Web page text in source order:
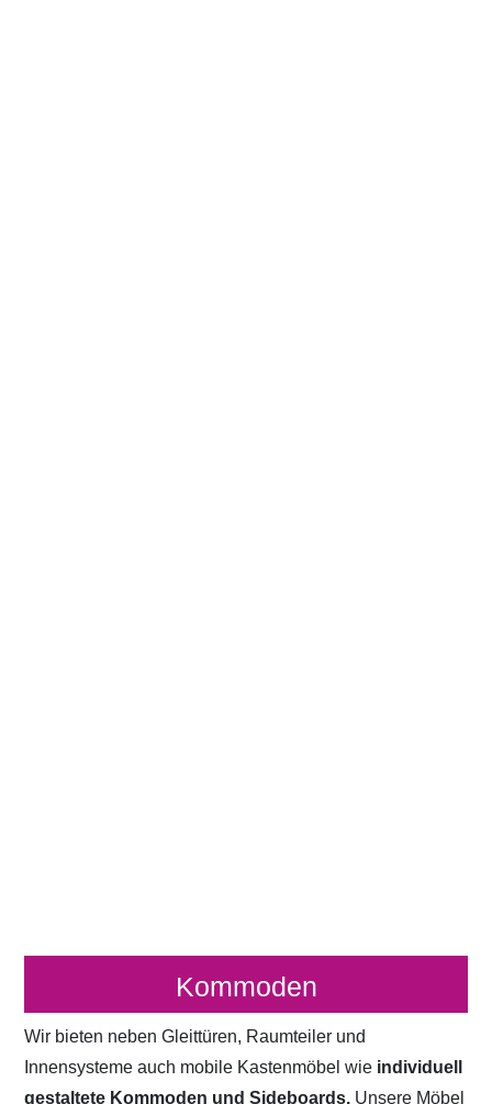
Kommoden
Wir bieten neben Gleittüren, Raumteiler und
Innensysteme auch mobile Kastenmöbel wie individuell
gestaltete Kommoden und Sideboards. Unsere Möbel